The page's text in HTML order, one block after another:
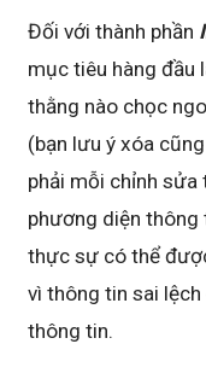
Đối với thành phần
mục tiêu hàng đầu
thằng nào chọc
(bạn lưu ý xóa
phải mỗi chỉnh sửa
phương diện thông
thực sự có thể
vì thông tin sai
thông tin.